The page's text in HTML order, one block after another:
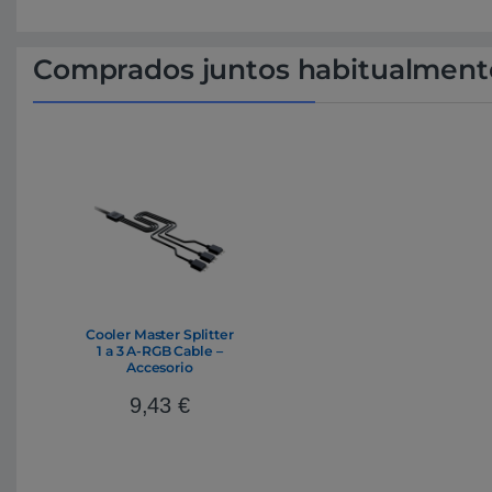
Comprados juntos
Cooler Master Splitter
1 a 3 A-RGB Cable –
Accesorio
9,43€